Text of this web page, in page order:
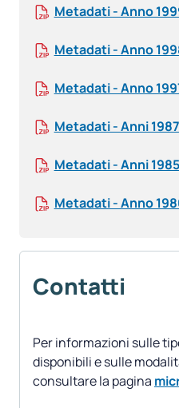
Metadati - Anno
Metadati - Anno
Metadati - Anno
Metadati - Anni
Metadati - Anni
Metadati - Anno
Contatti
Per informazioni sulle
disponibili e sulle
consultare la pagina